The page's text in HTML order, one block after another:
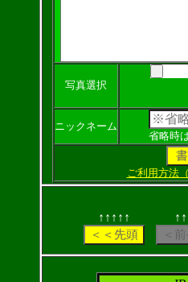
写真選択
ニックネーム
省略時
ご利用方法
↑↑↑↑↑